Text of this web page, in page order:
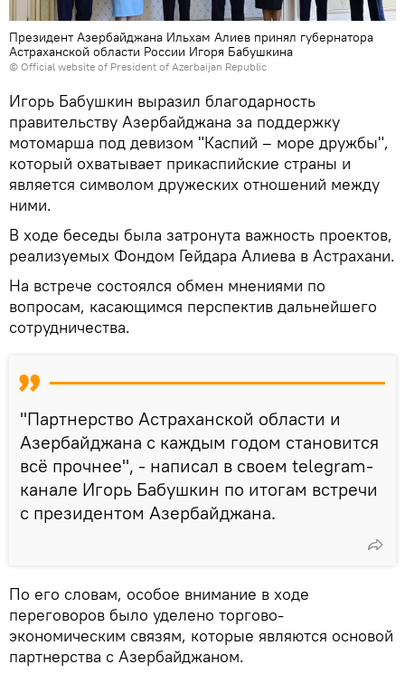
Президент Азербайджана Ильхам Алиев принял губернатора
Астраханской области России Игоря Бабушкина
© Official website of President of Azerbaijan Republic
Игорь Бабушкин выразил благодарность
правительству Азербайджана за поддержку
мотомарша под девизом "Каспий – море дружбы",
который охватывает прикаспийские страны и
является символом дружеских отношений между
ними.
В ходе беседы была затронута важность проектов,
реализуемых Фондом Гейдара Алиева в Астрахани.
На встрече состоялся обмен мнениями по
вопросам, касающимся перспектив дальнейшего
сотрудничества.
"Партнерство Астраханской области и
Азербайджана с каждым годом становится
всё прочнее", - написал в своем telegram-
канале Игорь Бабушкин по итогам встречи
с президентом Азербайджана.
По его словам, особое внимание в ходе
переговоров было уделено торгово-
экономическим связям, которые являются основой
партнерства с Азербайджаном.